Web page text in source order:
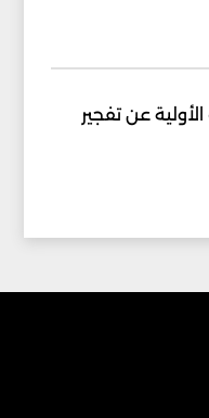
عن تفجير